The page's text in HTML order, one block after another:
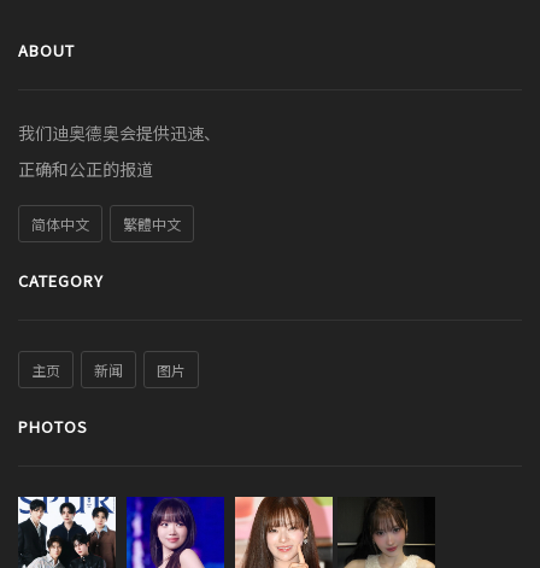
ABOUT
我们迪奥德奥会提供迅速、
正确和公正的报道
简体中文 繁體中文
CATEGORY
主页 新闻 图片
PHOTOS